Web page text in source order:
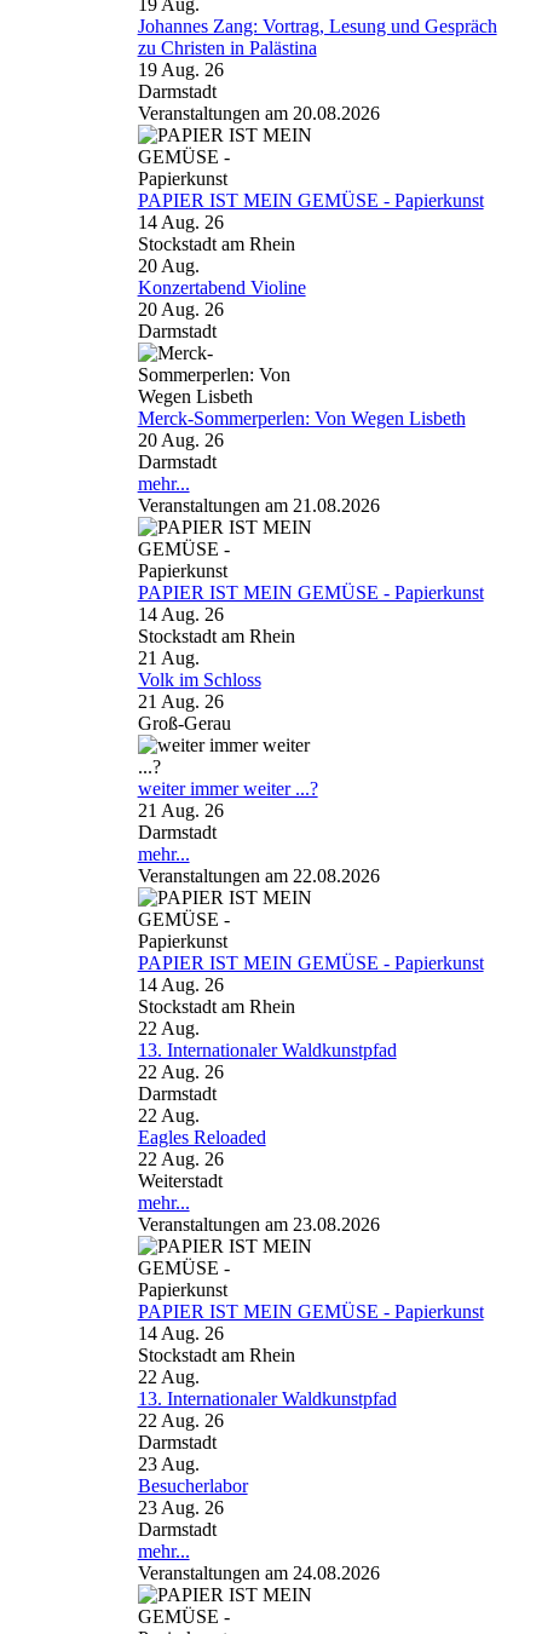
19 Aug.
Johannes Zang: Vortrag, Lesung und Gespräch
zu Christen in Palästina
19 Aug. 26
Darmstadt
Veranstaltungen am 20.08.2026
PAPIER IST MEIN GEMÜSE - Papierkunst
14 Aug. 26
Stockstadt am Rhein
20 Aug.
Konzertabend Violine
20 Aug. 26
Darmstadt
Merck-Sommerperlen: Von Wegen Lisbeth
20 Aug. 26
Darmstadt
mehr...
Veranstaltungen am 21.08.2026
PAPIER IST MEIN GEMÜSE - Papierkunst
14 Aug. 26
Stockstadt am Rhein
21 Aug.
Volk im Schloss
21 Aug. 26
Groß-Gerau
weiter immer weiter ...?
21 Aug. 26
Darmstadt
mehr...
Veranstaltungen am 22.08.2026
PAPIER IST MEIN GEMÜSE - Papierkunst
14 Aug. 26
Stockstadt am Rhein
22 Aug.
13. Internationaler Waldkunstpfad
22 Aug. 26
Darmstadt
22 Aug.
Eagles Reloaded
22 Aug. 26
Weiterstadt
mehr...
Veranstaltungen am 23.08.2026
PAPIER IST MEIN GEMÜSE - Papierkunst
14 Aug. 26
Stockstadt am Rhein
22 Aug.
13. Internationaler Waldkunstpfad
22 Aug. 26
Darmstadt
23 Aug.
Besucherlabor
23 Aug. 26
Darmstadt
mehr...
Veranstaltungen am 24.08.2026